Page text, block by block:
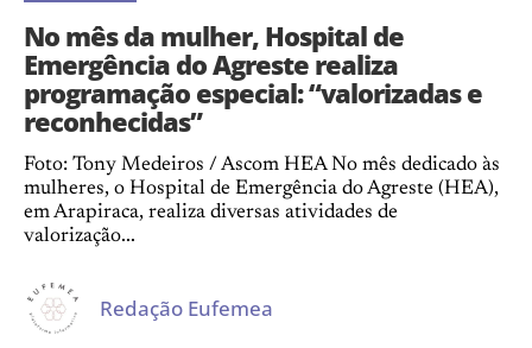
No mês da mulher, Hospital de
Emergência do Agreste realiza
programação especial: “valorizadas e
reconhecidas”
Foto: Tony Medeiros / Ascom HEA No mês dedicado às
mulheres, o Hospital de Emergência do Agreste (HEA),
em Arapiraca, realiza diversas atividades de
valorização...
Redação Eufemea